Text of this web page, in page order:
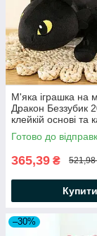
М'яка іграшка на
Дракон Беззубик
клейкій основі та
Іграшка на
Готово до
365,39 ₴ 521,98
Купити
–30%